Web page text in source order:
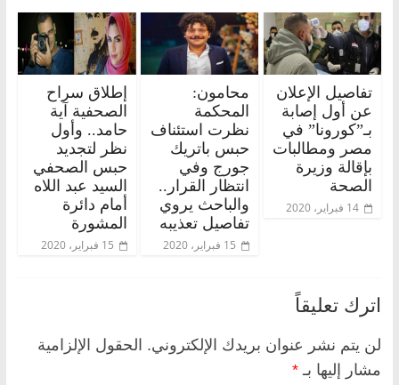
تفاصيل الإعلان
عن أول إصابة
بـ”كورونا” في
مصر ومطالبات
بإقالة وزيرة
الصحة
14 فبراير، 2020
محامون:
المحكمة
نظرت استئناف
حبس باتريك
جورج وفي
انتظار القرار..
والباحث يروي
تفاصيل تعذيبه
15 فبراير، 2020
إطلاق سراح
الصحفية آية
حامد.. وأول
نظر لتجديد
حبس الصحفي
السيد عبد اللاه
أمام دائرة
المشورة
15 فبراير، 2020
اترك تعليقاً
لن يتم نشر عنوان بريدك الإلكتروني. الحقول الإلزامية
مشار إليها بـ *